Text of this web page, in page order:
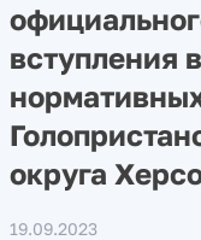
вступления
округа
19.09.2023